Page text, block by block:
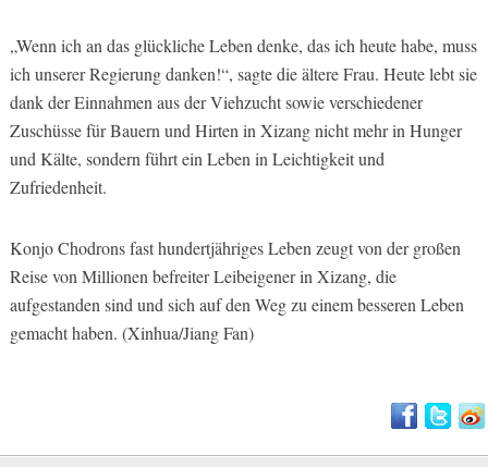
„Wenn ich an das glückliche Leben denke, das ich heute habe, muss
ich unserer Regierung danken!“, sagte die ältere Frau. Heute lebt sie
dank der Einnahmen aus der Viehzucht sowie verschiedener
Zuschüsse für Bauern und Hirten in Xizang nicht mehr in Hunger
und Kälte, sondern führt ein Leben in Leichtigkeit und
Zufriedenheit.
Konjo Chodrons fast hundertjähriges Leben zeugt von der großen
Reise von Millionen befreiter Leibeigener in Xizang, die
aufgestanden sind und sich auf den Weg zu einem besseren Leben
gemacht haben. (Xinhua/Jiang Fan)